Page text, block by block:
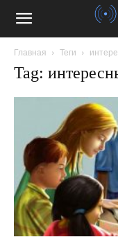
Главная Теги
Tag: